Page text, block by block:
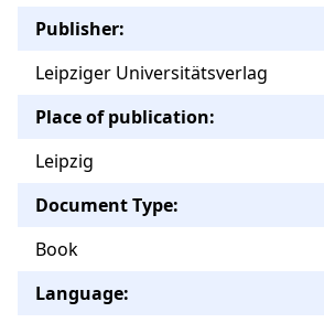
Publisher:
Leipziger Universitätsverlag
Place of publication:
Leipzig
Document Type:
Book
Language: